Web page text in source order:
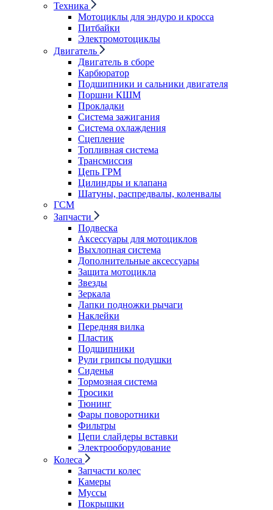
Техника
Мотоциклы для эндуро и кросса
Питбайки
Электромотоциклы
Двигатель
Двигатель в сборе
Карбюратор
Подшипники и сальники двигателя
Поршни КШМ
Прокладки
Система зажигания
Система охлаждения
Сцепление
Топливная система
Трансмиссия
Цепь ГРМ
Цилиндры и клапана
Шатуны, распредвалы, коленвалы
ГСМ
Запчасти
Подвеска
Аксессуары для мотоциклов
Выхлопная система
Дополнительные аксессуары
Защита мотоцикла
Звезды
Зеркала
Лапки подножки рычаги
Наклейки
Передняя вилка
Пластик
Подшипники
Рули грипсы подушки
Сиденья
Тормозная система
Тросики
Тюнинг
Фары поворотники
Фильтры
Цепи слайдеры вставки
Электрооборудование
Колеса
Запчасти колес
Камеры
Муссы
Покрышки